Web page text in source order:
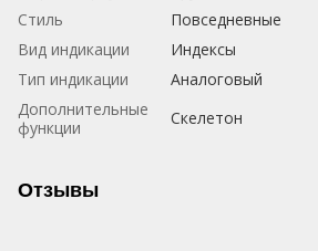
Стиль
Повседневные
Вид индикации
Индексы
Тип индикации
Аналоговый
Дополнительные
функции
Скелетон
Отзывы